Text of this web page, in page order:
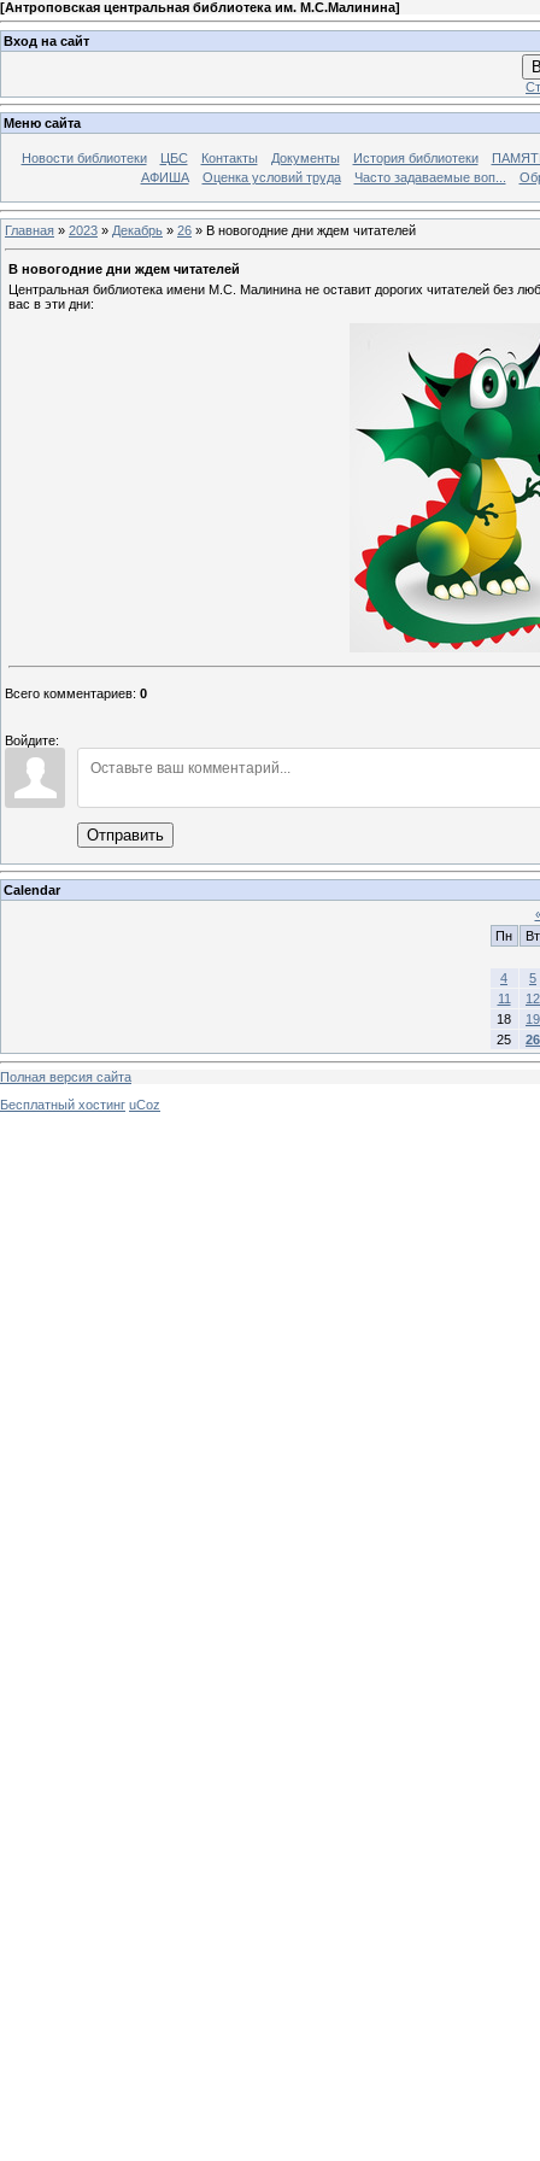
[Антроповская центральная библиотека им. М.С.Малинина]
Вход на сайт
Меню сайта
Новости библиотеки ЦБС Контакты Документы История библиотеки
АФИША
Оценка условий труда Часто задаваемые воп...
Главная » 2023 » Декабрь » 26 » В новогодние дни ждем читателей
В новогодние дни ждем читателей
Центральная библиотека имени М.С. Малинина не оставит дорогих читателей без
вас в эти дни:
Всего комментариев: 0
Войдите:
Отправить
Calendar
Пн
Вт
4
5
11
12
18
19
25
26
Полная версия сайта
Бесплатный хостинг uCoz